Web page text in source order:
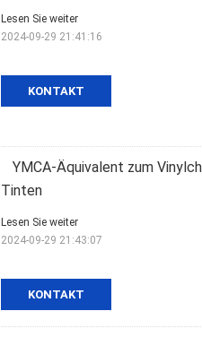
KONTAKT
Lesen Sie weiter
2024-09-29 21:41:16
YMCA-Äquivalent zum
Tinten
KONTAKT
Lesen Sie weiter
2024-09-29 21:43:07